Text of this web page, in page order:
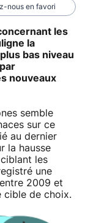
nous en favori
les
la
bas niveau
nouveaux
semble
sur ce
au dernier
la hausse
les
une
2009 et
cible de choix.